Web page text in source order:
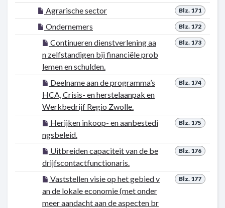
Blz. 171
Agrarische sector
Blz. 172
Ondernemers
Blz. 173
Continueren dienstverlening aa
n zelfstandigen bij financiële prob
lemen en schulden.
Blz. 174
Deelname aan de programma’s
HCA, Crisis- en herstelaanpak en
Werkbedrijf Regio Zwolle.
Blz. 175
Herijken inkoop- en aanbestedi
ngsbeleid.
Blz. 176
Uitbreiden capaciteit van de be
drijfscontactfunctionaris.
Blz. 177
Vaststellen visie op het gebied v
an de lokale economie (met onder
meer aandacht aan de aspecten br